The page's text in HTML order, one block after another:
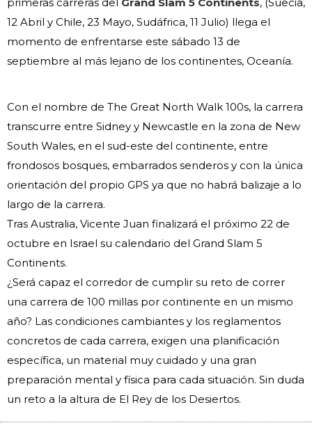
12 Abril y Chile, 23 Mayo, Sudáfrica, 11 Julio) llega el
momento de enfrentarse este sábado 13 de
septiembre al más lejano de los continentes, Oceanía.
Con el nombre de The Great North Walk 100s, la carrera
transcurre entre Sidney y Newcastle en la zona de New
South Wales, en el sud-este del continente, entre
frondosos bosques, embarrados senderos y con la única
orientación del propio GPS ya que no habrá balizaje a lo
largo de la carrera.
Tras Australia, Vicente Juan finalizará el próximo 22 de
octubre en Israel su calendario del Grand Slam 5
Continents.
¿Será capaz el corredor de cumplir su reto de correr
una carrera de 100 millas por continente en un mismo
año? Las condiciones cambiantes y los reglamentos
concretos de cada carrera, exigen una planificación
específica, un material muy cuidado y una gran
preparación mental y física para cada situación. Sin duda
un reto a la altura de El Rey de los Desiertos.